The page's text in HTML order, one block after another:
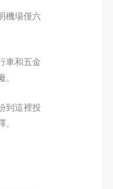
機場僅六
車和五金
到這裡投